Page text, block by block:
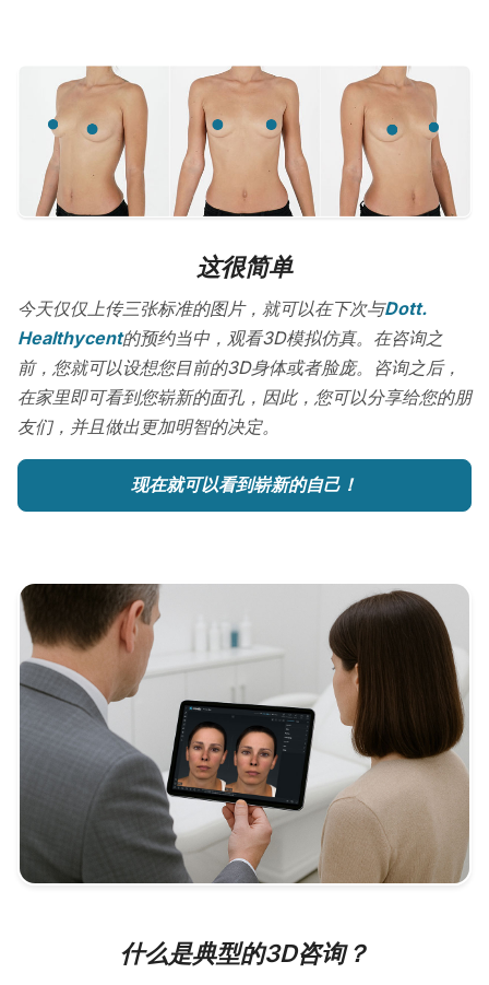
这很简单
今天仅仅上传三张标准的图片，就可以在下次与Dott.
Healthycent的预约当中，观看3D模拟仿真。在咨询之
前，您就可以设想您目前的3D身体或者脸庞。咨询之后，
在家里即可看到您崭新的面孔，因此，您可以分享给您的朋
友们，并且做出更加明智的决定。
现在就可以看到崭新的自己！
什么是典型的3D咨询？